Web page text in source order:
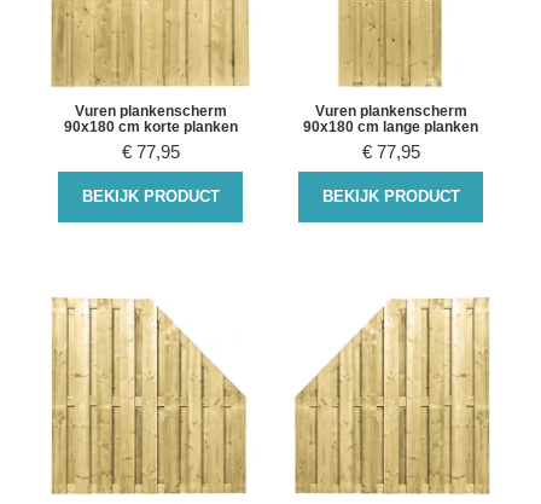
Vuren plankenscherm
90x180 cm korte planken
€ 77,95
BEKIJK PRODUCT
Vuren plankenscherm
90x180 cm lange planken
€ 77,95
BEKIJK PRODUCT